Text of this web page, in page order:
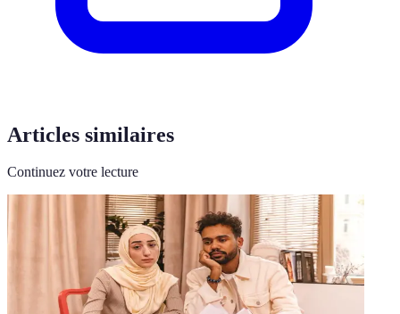
Articles similaires
Continuez votre lecture